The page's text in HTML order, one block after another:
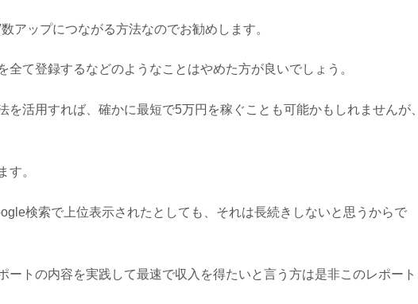
アップにつながる方法なのでお勧めします。
て登録するなどのようなことはやめた方が良いでしょう。
活用すれば、確かに最短で5万円を稼ぐことも可能かもしれませんが、
す。
検索で上位表示されたとしても、それは長続きしないと思うからで
トの内容を実践して最速で収入を得たいと言う方は是非このレポート